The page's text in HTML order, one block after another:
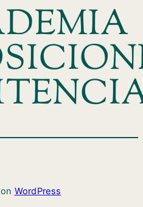
WordPress